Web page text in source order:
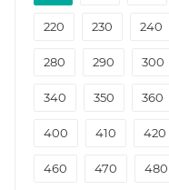
220 230 240
280 290 300
340 350 360
400 410 420
460 470 480